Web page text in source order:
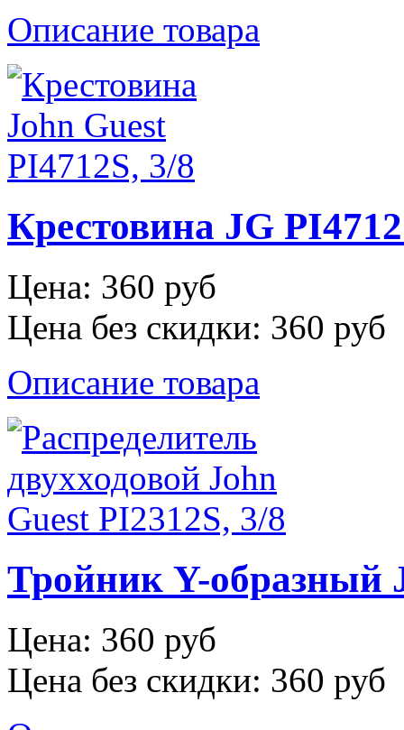
Описание товара
Крестовина JG
Цена: 360 руб
Цена без скидки: 360 руб
Описание товара
Тройник Y-образный
Цена: 360 руб
Цена без скидки: 360 руб